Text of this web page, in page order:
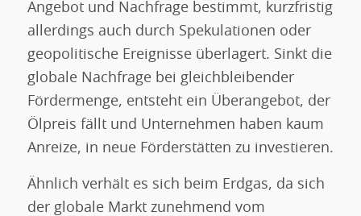
Angebot und Nachfrage bestimmt, kurzfristig
allerdings auch durch Spekulationen oder
geopolitische Ereignisse überlagert. Sinkt die
globale Nachfrage bei gleichbleibender
Fördermenge, entsteht ein Überangebot, der
Ölpreis fällt und Unternehmen haben kaum
Anreize, in neue Förderstätten zu investieren.
Ähnlich verhält es sich beim Erdgas, da sich
der globale Markt zunehmend vom